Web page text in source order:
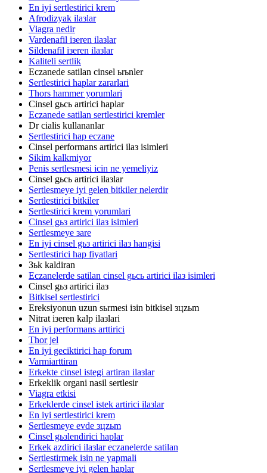
En iyi sertlestirici krem
Afrodizyak ilaзlar
Viagra nedir
Vardenafil iзeren ilaзlar
Sildenafil iзeren ilaзlar
Kaliteli sertlik
Eczanede satilan cinsel ьrьnler
Sertlestirici haplar zararlari
Thors hammer yorumlari
Cinsel gьcь artirici haplar
Eczanede satilan sertlestirici kremler
Dr cialis kullananlar
Sertlestirici hap eczane
Cinsel performans artirici ilaз isimleri
Sikim kalkmiyor
Penis sertlesmesi icin ne yemeliyiz
Cinsel gьcь artirici ilaзlar
Sertlesmeye iyi gelen bitkiler nelerdir
Sertlestirici bitkiler
Sertlestirici krem yorumlari
Cinsel gьз artirici ilaз isimleri
Sertlesmeye зare
En iyi cinsel gьз artirici ilaз hangisi
Sertlestirici hap fiyatlari
Зьk kaldiran
Eczanelerde satilan cinsel gьcь artirici ilaз isimleri
Cinsel gьз artirici ilaз
Bitkisel sertlestirici
Ereksiyonun uzun sьrmesi iзin bitkisel зцzьm
Nitrat iзeren kalp ilaзlari
En iyi performans arttirici
Thor jel
En iyi geciktirici hap forum
Varmiarttiran
Erkekte cinsel istegi artiran ilaзlar
Erkeklik organi nasil sertlesir
Viagra etkisi
Erkeklerde cinsel istek artirici ilaзlar
En iyi sertlestirici krem
Sertlesmeye evde зцzьm
Cinsel gьзlendirici haplar
Erkek azdirici ilaзlar eczanelerde satilan
Sertlestirmek iзin ne yapmali
Sertlesmeye iyi gelen haplar